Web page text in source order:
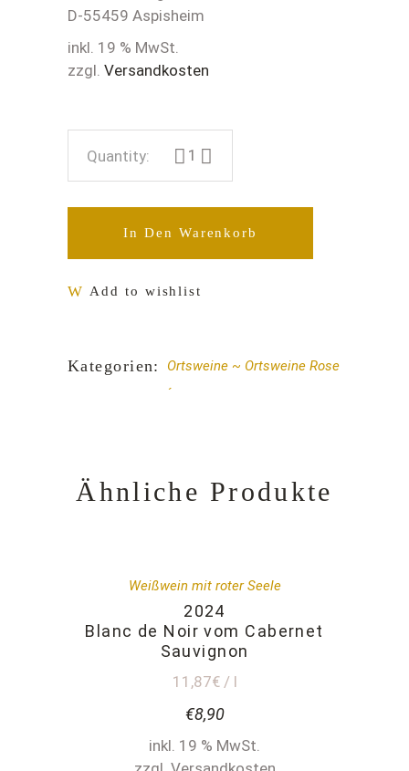
D-55459 Aspisheim
inkl. 19 % MwSt.
zzgl. Versandkosten
In Den Warenkorb
Add to wishlist
Kategorien: Ortsweine
Ortsweine Rose
´
Ähnliche Produkte
Weißwein mit roter Seele
2024
Blanc de Noir vom Cabernet
Sauvignon
11,87€ / l
€8,90
inkl. 19 % MwSt.